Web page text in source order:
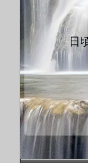
山間
日頃
満喫